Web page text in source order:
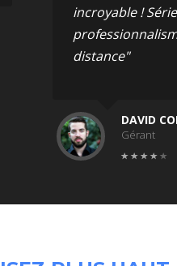
incroyable !
distance"
DAVID
Gérant